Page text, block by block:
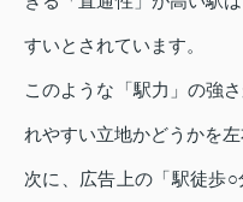
すいとされています。
このような「駅力」の強
れやすい立地かどうかを左
次に、広告上の「駅徒歩